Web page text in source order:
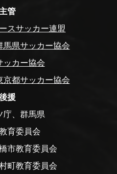
主管
スサッカー連盟
馬県サッカー協会
ッカー協会
京都サッカー協会
援
庁、群馬県
育委員会
市教育委員会
町教育委員会